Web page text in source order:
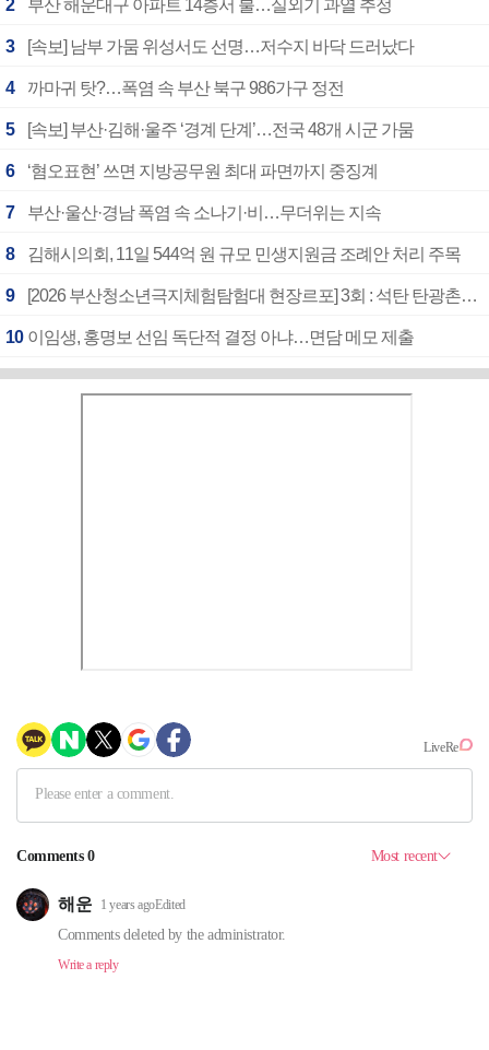
2 부산 해운대구 아파트 14층서 불…실외기 과열 추정
3 [속보] 남부 가뭄 위성서도 선명…저수지 바닥 드러났다
4 까마귀 탓?…폭염 속 부산 북구 986가구 정전
5 [속보] 부산·김해·울주 ‘경계 단계’…전국 48개 시군 가뭄
6 ‘혐오표현’ 쓰면 지방공무원 최대 파면까지 중징계
7 부산·울산·경남 폭염 속 소나기·비…무더위는 지속
8 김해시의회, 11일 544억 원 규모 민생지원금 조례안 처리 주목
9 [2026 부산청소년극지체험탐험대 현장르포] 3회 : 석탄 탄광촌에서 북극 연구의 중심지로
10 이임생, 홍명보 선임 독단적 결정 아냐…면담 메모 제출